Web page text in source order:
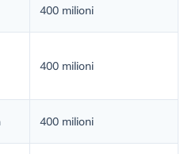
400 milioni
400 milioni
400 milioni